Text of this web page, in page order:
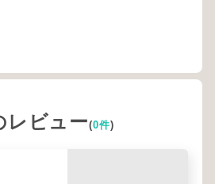
レビュー(0件)